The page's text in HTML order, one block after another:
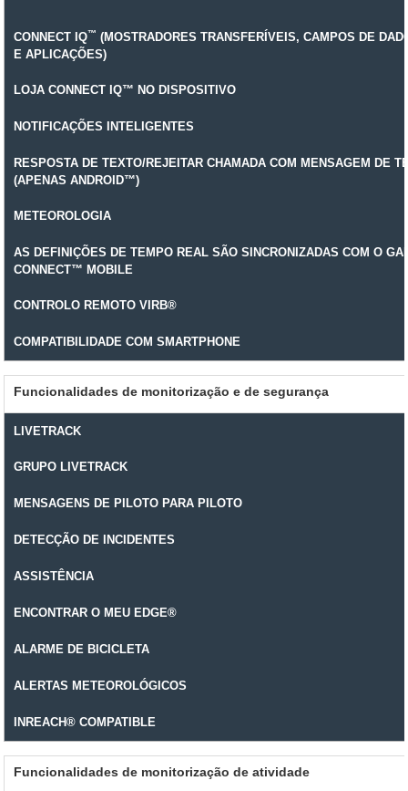
CONNECT IQ™ (MOSTRADORES TRANSFERÍVEIS, CAMPOS DE
E APLICAÇÕES)
LOJA CONNECT IQ™ NO DISPOSITIVO
NOTIFICAÇÕES INTELIGENTES
RESPOSTA DE TEXTO/REJEITAR CHAMADA COM MENSAGEM DE
(APENAS ANDROID™)
METEOROLOGIA
AS DEFINIÇÕES DE TEMPO REAL SÃO SINCRONIZADAS COM O
CONNECT™ MOBILE
CONTROLO REMOTO VIRB®
COMPATIBILIDADE COM SMARTPHONE
Funcionalidades de monitorização e de segurança
LIVETRACK
GRUPO LIVETRACK
MENSAGENS DE PILOTO PARA PILOTO
DETECÇÃO DE INCIDENTES
ASSISTÊNCIA
ENCONTRAR O MEU EDGE®
ALARME DE BICICLETA
ALERTAS METEOROLÓGICOS
INREACH® COMPATIBLE
Funcionalidades de monitorização de atividade